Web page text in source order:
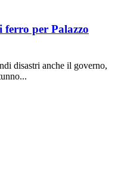
per Palazzo
disastri anche il governo,